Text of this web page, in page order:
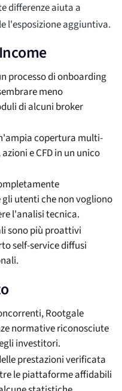
differenze aiuta a
l'esposizione aggiuntiva.
processo di onboarding
meno
di alcuni broker
copertura multi-
e CFD in un unico
utenti che non vogliono
l'analisi tecnica.
sono più proattivi
self-service diffusi
Rootgale
normative riconosciute
investitori.
prestazioni verificata
le piattaforme affidabili